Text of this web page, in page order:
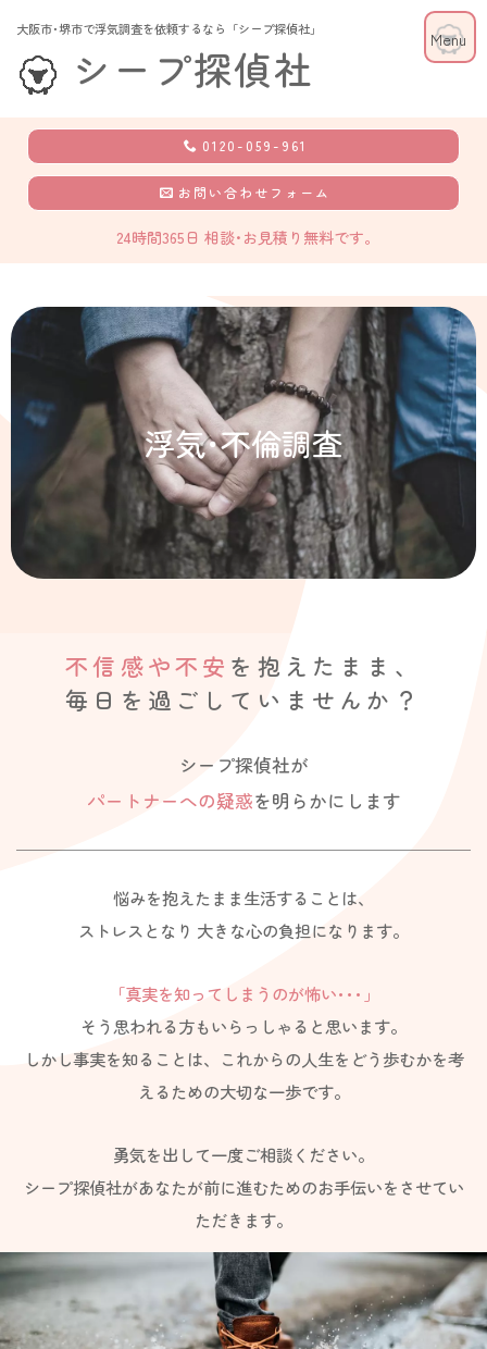
大阪市･堺市で浮気調査を依頼するなら「シープ探偵社」
シープ探偵社
0120-059-961
お問い合わせフォーム
24時間365日 相談･お見積り無料です。
浮気･不倫調査
不信感や不安 を抱えたまま、
毎日を過ごしていませんか？
シープ探偵社が
パートナーへの疑惑を明らかにします
悩みを抱えたまま生活することは、
ストレスとなり 大きな心の負担になります。
「真実を知ってしまうのが怖い･･･」
そう思われる方もいらっしゃると思います。
しかし事実を知ることは、これからの人生をどう歩むかを考
えるための大切な一歩です。
勇気を出して一度ご相談ください。
シープ探偵社があなたが前に進むためのお手伝いをさせてい
ただきます。